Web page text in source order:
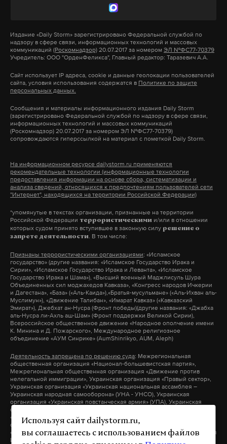
Используя сайт dailystorm.ru,
вы соглашаетесь с использованием файлов
момент решил продемонстрировать другому
Оба мужчины вышли в подъезд, где и
сдетонировал боеприпас. Мужчины погибли на
месте. В результате взрыва женщина получила
ранение. Ее госпитализировали.
#рязань #гранаты #взрыв #чп
Издание «Daily Storm» зарегистрировано Федеральной службой по
надзору в сфере связи, информационных технологий и массовых
коммуникаций (Роскомнадзор) 20.07.2017 за номером ЭЛ №ФС77-70379
Учредитель: ООО "ОрденФеликса", Главный редактор: Таразевич А.А.
Сайт использует IP адреса, cookie и данные геолокации пользователей
сайта, условия использования содержатся в Политике по защите
персональных данных.
Сообщения и материалы информационного издания Daily Storm
(зарегистрировано Федеральной службой по надзору в сфере связи,
информационных технологий и массовых коммуникаций
(Роскомнадзор) 20.07.2017 за номером ЭЛ №ФС77-70379)
сопровождаются гиперссылкой на материал с пометкой Daily Storm.
На информационном ресурсе dailystorm.ru применяются
рекомендательные технологии (информационные технологии
предоставления информации на основе сбора, систематизации и
анализа сведений, относящихся к предпочтениям пользователей сети
"Интернет", находящихся на территории Российской Федерации)
*упомянутые в текстах организации, признанные на территории
Российской Федерации террористическими и/или в отношении
которых судом принято вступившее в законную силу решение о
запрете деятельности. В том числе:
Признаны террористическими организациями: «Исламское
государство» (другие названия: «Исламское Государство Ирака и
Сирии», «Исламское Государство Ирака и Леванта», «Исламское
Государство Ирака и Шама»), «Высший военный Маджлисуль Шура
Объединенных сил моджахедов Кавказа», «Конгресс народов Ичкерии
и Дагестана», «База» («Аль-Каида»),«Братья-мусульмане» («Аль-Ихван аль-
Муслимун»), «Движение Талибан», «Имарат Кавказ» («Кавказский
Эмират»), Джебхат ан-Нусра (Фронт победы)(другие названия: «Джабха
аль-Нусра ли-Ахль аш-Шам» (Фронт поддержки Великой Сирии),
Всероссийское общественное движение «Народное ополчение имени
К. Минина и Д. Пожарского», Международное религиозное
объединение «АУМ Синрике» (AumShinrikyo, AUM, Aleph)
Деятельность запрещена по решению суда: Межрегиональная
общественная организация «Национал-большевистская партия»,
Межрегиональная общественная организация «Движение против
нелегальной иммиграции», Украинская организация «Правый сектор»,
Украинская организация «Украинская национальная ассамблея –
Украинская народная самооборона» (УНА - УНСО), Украинская
организация «Украинская повстанческая армия» (УПА), Украинская
организация «Тризуб им. Степана Бандеры», Украинская организация
«Братство», Межрегиональное общественное объединение –
организация «Народная Социальная Инициатива» (другие названия:
«Народная Социалистическая Инициатива», «Национальная Социальная
Инициатива», «Национальная Социалистическая Инициатива»),